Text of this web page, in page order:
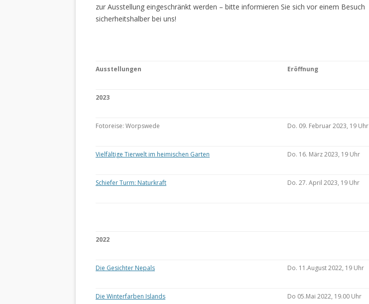
zur Ausstellung eingeschränkt werden – bitte informieren Sie sich vor einem Besuch
sicherheitshalber bei uns!
Ausstellungen Eröffnung
2023
Fotoreise: Worpswede Do. 09. Februar 2023, 19 Uhr
Vielfältige Tierwelt im heimischen Garten Do. 16. März 2023, 19 Uhr
Schiefer Turm: Naturkraft Do. 27. April 2023, 19 Uhr
2022
Die Gesichter Nepals Do. 11.August 2022, 19 Uhr
Die Winterfarben Islands Do 05.Mai 2022, 19.00 Uhr